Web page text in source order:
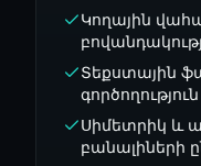
Կողային
Տեքստային
գործողություն
Սիմետրիկ և
բանալիների